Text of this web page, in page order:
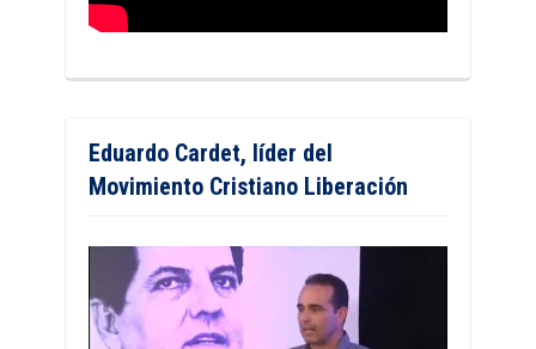
Eduardo Cardet, líder del
Movimiento Cristiano Liberación